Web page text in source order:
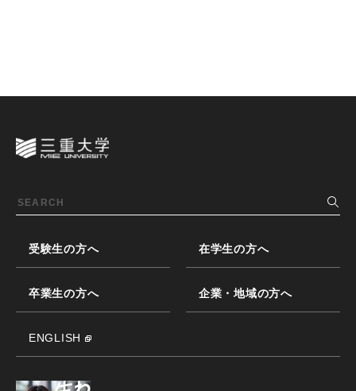
受験生の方へ 在学生の方へ
卒業生の方へ 企業・地域の方へ
ENGLISH